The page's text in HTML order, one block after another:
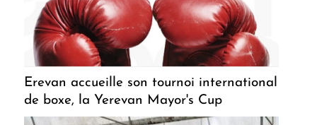
Erevan accueille son tournoi international
de boxe, la Yerevan Mayor's Cup